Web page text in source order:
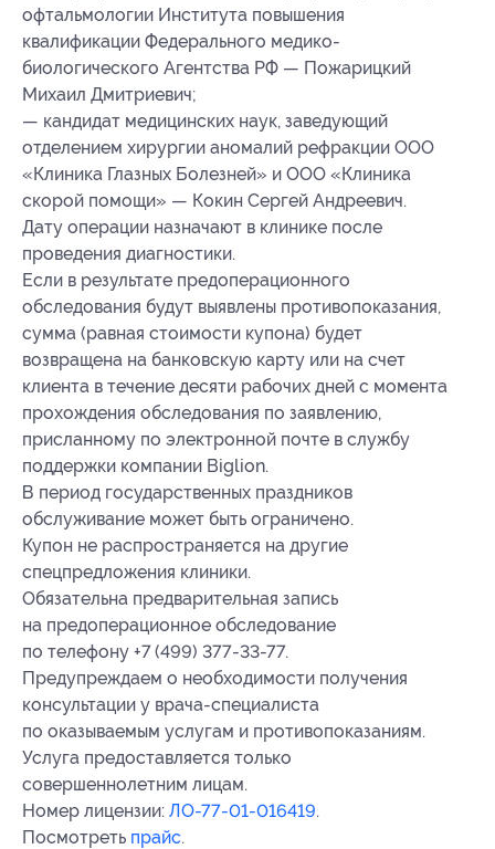
офтальмологии Института повышения
квалификации Федерального медико-
биологического Агентства РФ — Пожарицкий
Михаил Дмитриевич;
— кандидат медицинских наук, заведующий
отделением хирургии аномалий рефракции ООО
«Клиника Глазных Болезней» и ООО «Клиника
скорой помощи» — Кокин Сергей Андреевич.
Дату операции назначают в клинике после
проведения диагностики.
Если в результате предоперационного
обследования будут выявлены противопоказания,
сумма (равная стоимости купона) будет
возвращена на банковскую карту или на счет
клиента в течение десяти рабочих дней с момента
прохождения обследования по заявлению,
присланному по электронной почте в службу
поддержки компании Biglion.
В период государственных праздников
обслуживание может быть ограничено.
Купон не распространяется на другие
спецпредложения клиники.
Обязательна предварительная запись
на предоперационное обследование
по телефону +7 (499) 377-33-77.
Предупреждаем о необходимости получения
консультации у врача-специалиста
по оказываемым услугам и противопоказаниям.
Услуга предоставляется только
совершеннолетним лицам.
Номер лицензии: ЛО-77-01-016419.
Посмотреть прайс.